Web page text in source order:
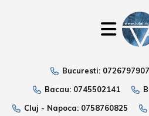
Bucuresti: 0726797907
Bacau: 0745502141
Cluj - Napoca: 0758760825